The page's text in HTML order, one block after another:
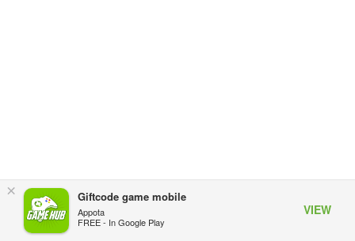
× Giftcode game mobile
Appota
FREE - In Google Play
VIEW